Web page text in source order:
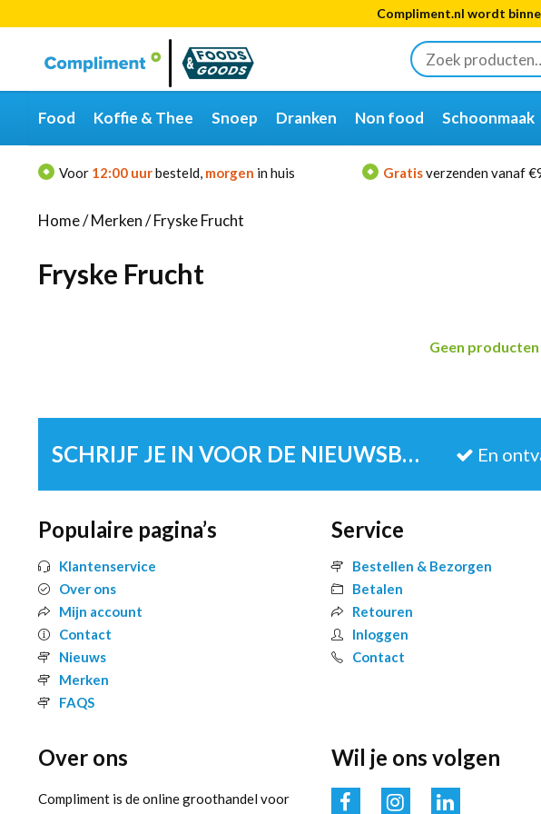
Compliment.nl wordt
Zoeken
naar:
Categorieën
Merken
Food Koffie & Thee Snoep Dranken Non food Schoonmaak
Voor 12:00 uurbesteld, morgen in huis Gratisverzenden vanaf
Home/Merken/Fryske Frucht
Fryske Frucht
Geen
SCHRIJF JE IN VOOR DE NIEUWSBRIEF En
Populaire pagina’s
Klantenservice
Over ons
Mijn account
Contact
Nieuws
Merken
FAQS
Service
Bestellen & Bezorgen
Betalen
Retouren
Inloggen
Contact
Over ons
Compliment is de online groothandel voor
Wil je ons volgen